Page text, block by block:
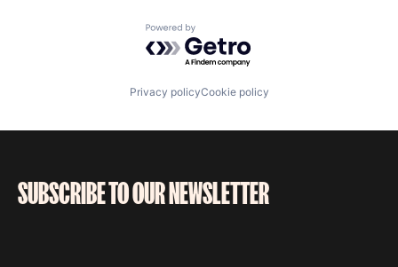
Powered by Getro.com
Privacy policyCookie policy
SUBSCRIBE TO OUR NEWSLETTER